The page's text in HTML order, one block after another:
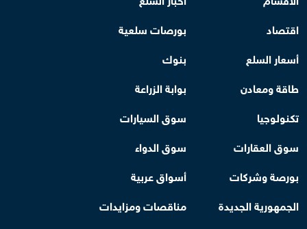
اقتصاد
بورصات سلعية
أسعار السلع
بنوك
طاقة ومعادن
بوابة الزراعة
تكنولوجيا
سوق السيارات
سوق العقارات
سوق الدواء
بورصة وشركات
أسواق عربية
الجمهورية الجديدة
مناقصات ومزايدات